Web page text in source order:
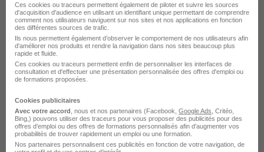
DÉPOSEZ VOTRE CV
Rendez votre CV accessible à l’ensemble des
recruteurs de la CVthèque Hellowork.
Rendre mon CV visible
Ces cookies ou traceurs permettent également de piloter et suivre les sources
d'acquisition d'audience en utilisant un identifiant unique permettant de comprendre
comment nos utilisateurs naviguent sur nos sites et nos applications en fonction
des différentes sources de trafic.
Ils nous permettent également d’observer le comportement de nos utilisateurs afin
d'améliorer nos produits et rendre la navigation dans nos sites beaucoup plus
rapide et fluide.
Ces cookies ou traceurs permettent enfin de personnaliser les interfaces de
consultation et d'effectuer une présentation personnalisée des offres d'emploi ou
de formations proposées.
Cookies publicitaires
Avec votre accord , nous et nos partenaires (Facebook, Google Ads , Critéo,
Bing,) pouvons utiliser des traceurs pour vous proposer des publicités pour des
offres d’emploi ou des offres de formations personnalisés afin d’augmenter vos
probabilités de trouver rapidement un emploi ou une formation.
Nos partenaires personnalisent ces publicités en fonction de votre navigation, de